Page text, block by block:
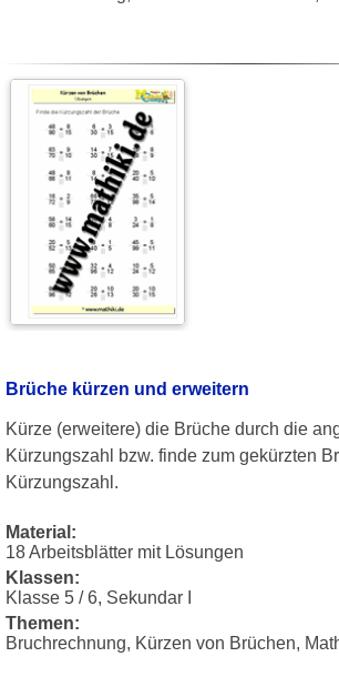
Brüche kürzen und erweitern
Kürze (erweitere) die Brüche durch die
Kürzungszahl bzw. finde zum gekürzten
Kürzungszahl.
Material:
18 Arbeitsblätter mit Lösungen
Klassen:
Klasse 5 / 6, Sekundar I
Themen:
Bruchrechnung, Kürzen von Brüchen,